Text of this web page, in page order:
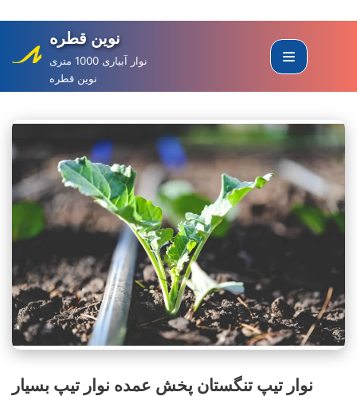
to
content
نوین قطره
نوار آبیاری 1000 متری
نوین قطره
نوار تیپ تنگستان پخش عمده نوار تیپ بسیار